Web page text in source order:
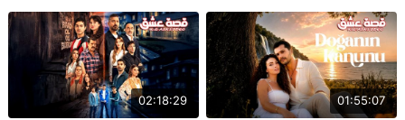
01:55:07
02:18:29